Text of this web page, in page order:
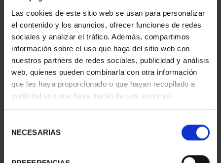
Las cookies de este sitio web se usan para personalizar
el contenido y los anuncios, ofrecer funciones de redes
sociales y analizar el tráfico. Además, compartimos
información sobre el uso que haga del sitio web con
nuestros partners de redes sociales, publicidad y análisis
web, quienes pueden combinarla con otra información
que les haya proporcionado o que hayan recopilado a
partir del uso que haya hecho de sus servicios.
NECESARIAS
CAPITALES DE
PROVINCIA COLECCION
3.796,00 €